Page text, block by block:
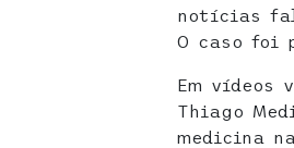
notícias
O caso foi
Em vídeos
Thiago
medicina